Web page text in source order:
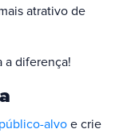
atrativo de
a diferença!
alvo e crie